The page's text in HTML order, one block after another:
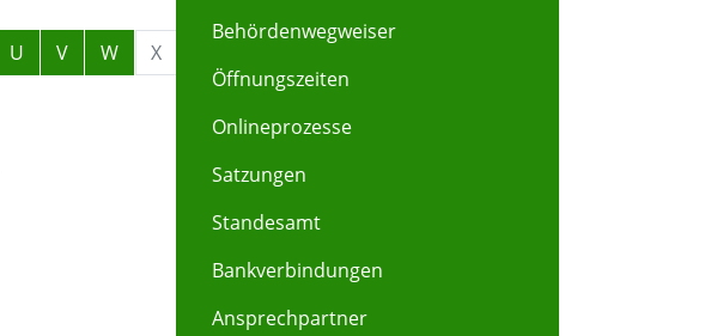
U V W X
Behördenwegweiser
Öffnungszeiten
Onlineprozesse
Satzungen
Standesamt
Bankverbindungen
Ansprechpartner